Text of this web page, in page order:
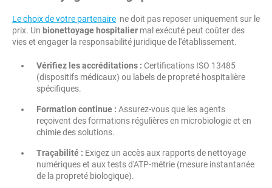
Le choix de votre partenaire ne doit pas reposer uniquement sur le
prix. Un bionettoyage hospitalier mal exécuté peut coûter des
vies et engager la responsabilité juridique de l'établissement.
Vérifiez les accréditations : Certifications ISO 13485
(dispositifs médicaux) ou labels de propreté hospitalière
spécifiques.
Formation continue : Assurez-vous que les agents
reçoivent des formations régulières en microbiologie et en
chimie des solutions.
Traçabilité : Exigez un accès aux rapports de nettoyage
numériques et aux tests d'ATP-métrie (mesure instantanée
de la propreté biologique).